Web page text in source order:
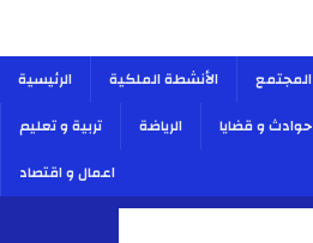
الرئيسية الأنشطة الملكية المجتمع
تربية و تعليم
الرياضة حوادث و قضايا
اعمال و اقتصاد